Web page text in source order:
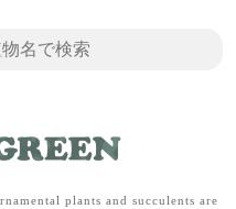
plants and succulents are